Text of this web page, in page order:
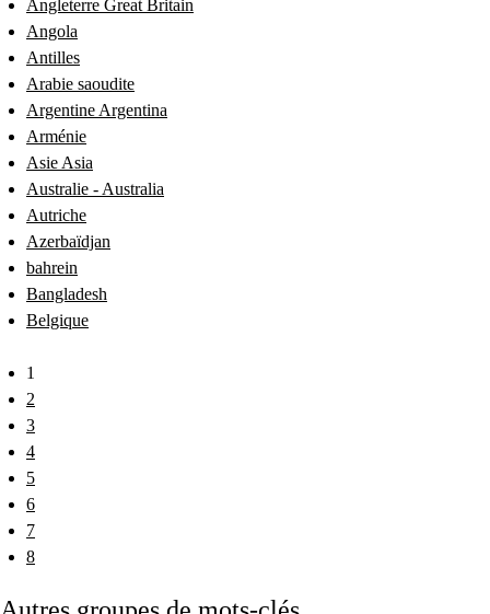
Angleterre Great Britain
Angola
Antilles
Arabie saoudite
Argentine Argentina
Arménie
Asie Asia
Australie - Australia
Autriche
Azerbaïdjan
bahrein
Bangladesh
Belgique
1
2
3
4
5
6
7
8